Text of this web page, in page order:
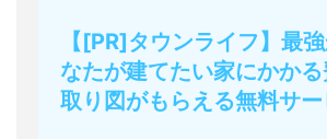
【[PR]タウンライフ】最
なたが建てたい家にかかる
取り図がもらえる無料サー